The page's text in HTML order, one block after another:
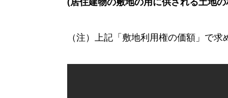
（注）上記「敷地利用権の価額」で